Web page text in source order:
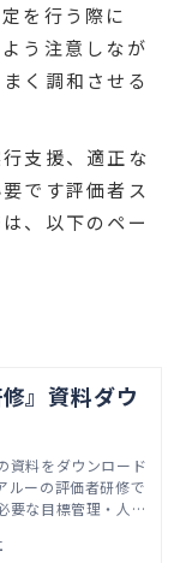
を行う際に
う注意しなが
く調和させる
支援、適正な
です評価者ス
、以下のペー
修』資料ダウ
資料をダウンロード
ルーの評価者研修で
要な目標管理・人事
を学ぶことができま